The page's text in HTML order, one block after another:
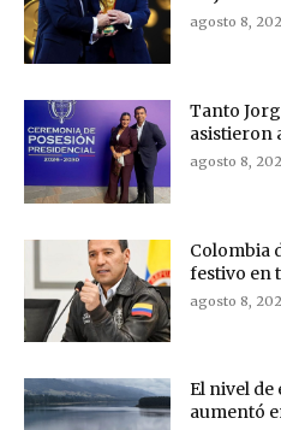
agosto 8,
Tanto
asistieron
agosto 8,
Colombia
festivo en
agosto 8,
El nivel de
aumentó